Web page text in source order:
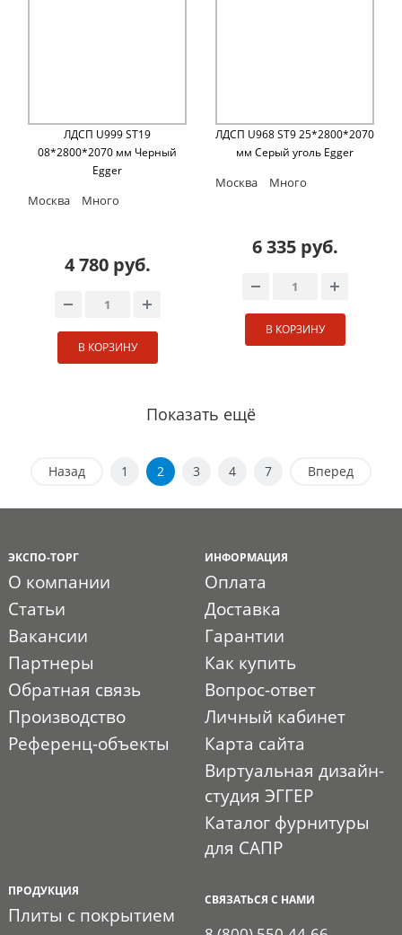
ЛДСП U999 ST19
08*2800*2070 мм Черный
Egger
Москва Много
4 780 руб.
В КОРЗИНУ
ЛДСП U968 ST9 25*2800*2070
мм Серый уголь Egger
Москва Много
6 335 руб.
В КОРЗИНУ
Показать ещё
Назад 1 2 3 4 7 Вперед
ЭКСПО-ТОРГ
О компании
Статьи
Вакансии
Партнеры
Обратная связь
Производство
Референц-объекты
ИНФОРМАЦИЯ
Оплата
Доставка
Гарантии
Как купить
Вопрос-ответ
Личный кабинет
Карта сайта
Виртуальная дизайн-
студия ЭГГЕР
Каталог фурнитуры
для САПР
ПРОДУКЦИЯ
Плиты с покрытием
СВЯЗАТЬСЯ С НАМИ